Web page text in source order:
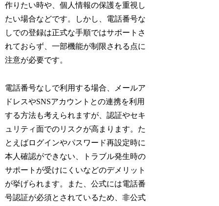
作りたい時や、個人情報の保護を重視し
たい場合などです。しかし、電話番号な
しでの登録は正式な手順ではサポートさ
れておらず、一部機能が制限される点に
注意が必要です。
電話番号なしで利用する場合、メールア
ドレスやSNSアカウントとの連携を利用
する方法も考えられますが、認証やセキ
ュリティ面でのリスクが高まります。た
とえばログインやパスワード再設定時に
本人確認ができない、トラブル発生時の
サポートが受けにくいなどのデメリット
が挙げられます。また、公式には電話番
号認証が必須とされているため、非公式